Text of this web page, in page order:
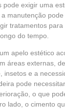
pode exigir uma
manutenção pode
tratamentos para
do tempo.
apelo estético
áreas externas,
insetos e a
pode
o que
lado, o cimento